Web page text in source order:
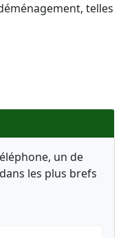
telles
un de
les plus brefs